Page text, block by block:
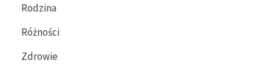
Rodzina
Różności
Zdrowie